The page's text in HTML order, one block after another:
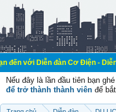
đàn Cơ Điện - Diễn đàn Cơ
Nếu đây là lần đầu tiên bạn
để trở thành thành viên để